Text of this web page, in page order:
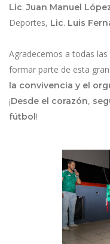
Lic.Juan Manuel
Deportes, Lic. Luis
Agradecemos a todas
formar parte de esta
la convivencia y el
¡Desde el corazón,
fútbol!